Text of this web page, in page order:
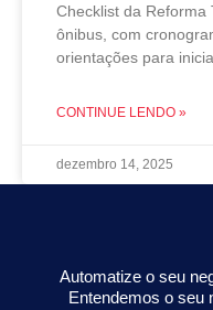
Checklist da Reforma
ônibus, com
orientações para
CONTINUE LENDO »
dezembro 14, 2025
Automatize o seu
Entendemos o seu